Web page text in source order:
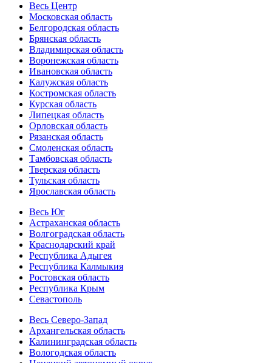
Весь Центр
Московская область
Белгородская область
Брянская область
Владимирская область
Воронежская область
Ивановская область
Калужская область
Костромская область
Курская область
Липецкая область
Орловская область
Рязанская область
Смоленская область
Тамбовская область
Тверская область
Тульская область
Ярославская область
Весь Юг
Астраханская область
Волгоградская область
Краснодарский край
Республика Адыгея
Республика Калмыкия
Ростовская область
Республика Крым
Севастополь
Весь Северо-Запад
Архангельская область
Калининградская область
Вологодская область